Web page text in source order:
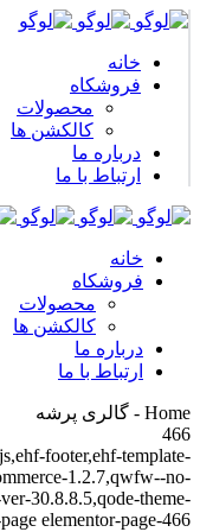
خانه
فروشکاه
محصولات
کالکشن ها
درباره ما
ارتباط با ما
خانه
فروشکاه
محصولات
کالکشن ها
درباره ما
ارتباط با ما
Home - گالری پرشه
466
footer,ehf-template-
1.2.7,qwfw--no-
30.8.8.5,qode-theme-
elementor-page-466